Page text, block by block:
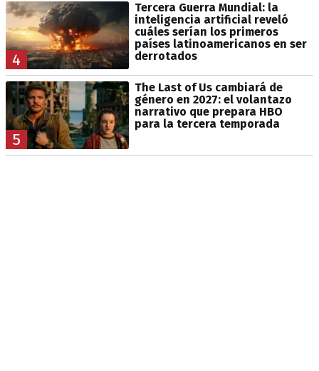
4
Tercera Guerra Mundial: la
inteligencia artificial reveló
cuáles serían los primeros
países latinoamericanos en ser
derrotados
5
The Last of Us cambiará de
género en 2027: el volantazo
narrativo que prepara HBO
para la tercera temporada